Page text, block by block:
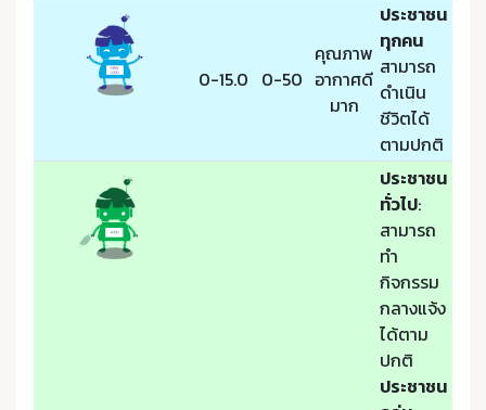
0-15.0 0-50
คุณภาพ
อากาศดี
มาก
ประชาชน
ทุกคน
สามารถ
ดำเนิน
ชีวิตได้
ตามปกติ
ประชาชน
ทั่วไป:
สามารถ
ทำ
กิจกรรม
กลางแจ้ง
ได้ตาม
ปกติ
ประชาชน